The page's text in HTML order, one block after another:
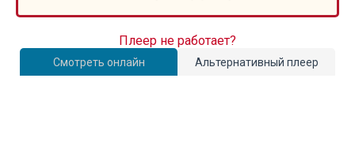
Смотреть онлайн Альтернативный плеер
Плеер не работает?